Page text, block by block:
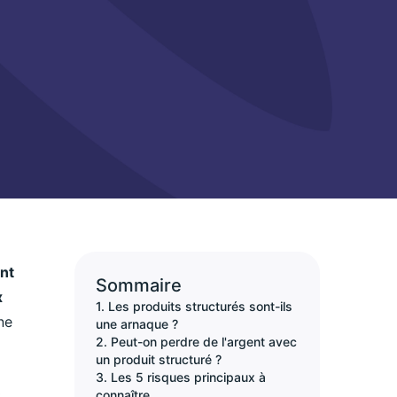
Sommaire
1. Les produits structurés sont-ils
une arnaque ?
2. Peut-on perdre de l'argent avec
un produit structuré ?
3. Les 5 risques principaux à